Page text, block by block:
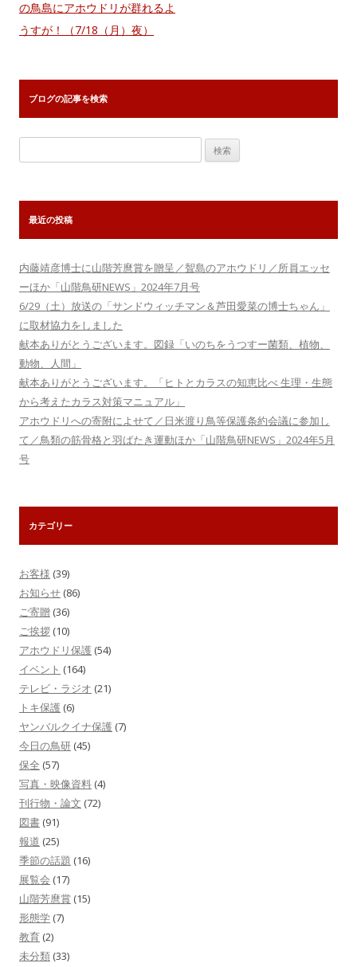
ー
シ
の鳥島にアホウドリが群れるよ
うすが！（7/18（月）夜）
ブログの記事を検索
索:
最近の投稿
内藤靖彦博士に山階芳麿賞を贈呈／聟島のアホウドリ／所員エッセ
ーほか「山階鳥研NEWS」2024年7月号
6/29（土）放送の「サンドウィッチマン＆芦田愛菜の博士ちゃん」
に取材協力をしました
献本ありがとうございます。図録「いのちをうつすー菌類、植物、
動物、人間」
献本ありがとうございます。「ヒトとカラスの知恵比べ 生理・生態
から考えたカラス対策マニュアル」
アホウドリへの寄附によせて／日米渡り鳥等保護条約会議に参加し
て／鳥類の筋骨格と羽ばたき運動ほか「山階鳥研NEWS」2024年5月
号
カテゴリー
お客様 (39)
お知らせ (86)
ご寄贈 (36)
ご挨拶 (10)
アホウドリ保護 (54)
イベント (164)
テレビ・ラジオ (21)
トキ保護 (6)
ヤンバルクイナ保護 (7)
今日の鳥研 (45)
保全 (57)
写真・映像資料 (4)
刊行物・論文 (72)
図書 (91)
報道 (25)
季節の話題 (16)
展覧会 (17)
山階芳麿賞 (15)
形態学 (7)
教育 (2)
未分類 (33)